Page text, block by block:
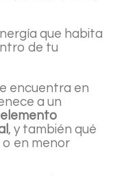
que habita
de tu
encuentra en
a un
elemento
, y también qué
en menor